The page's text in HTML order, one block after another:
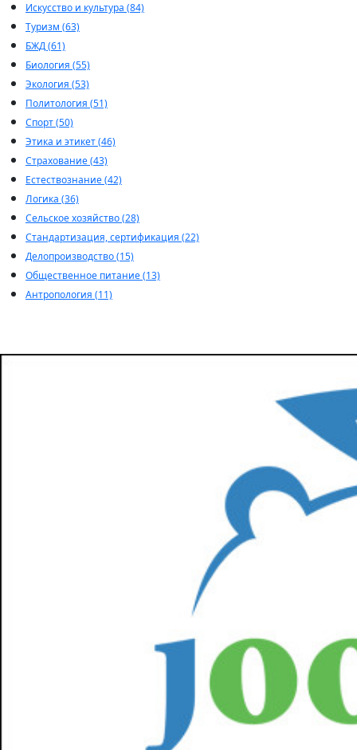
Искусство и культура (84)
Туризм (63)
БЖД (61)
Биология (55)
Экология (53)
Политология (51)
Спорт (50)
Этика и этикет (46)
Страхование (43)
Естествознание (42)
Логика (36)
Сельское хозяйство (28)
Стандартизация, сертификация (22)
Делопроизводство (15)
Общественное питание (13)
Антропология (11)